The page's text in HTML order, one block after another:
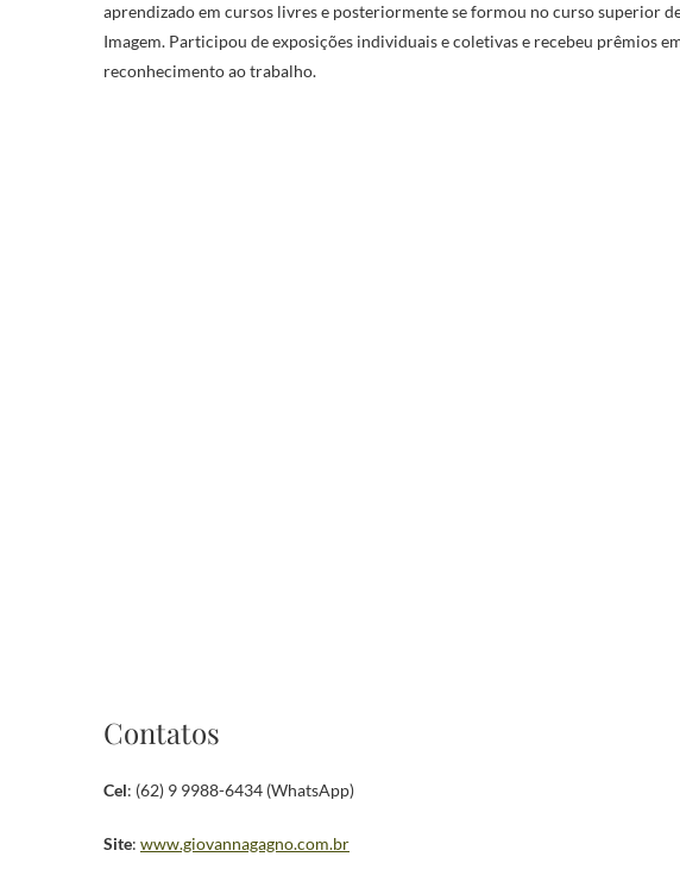
aprendizado em cursos livres e posteriormente se formou no curso superior
Imagem. Participou de exposições individuais e coletivas e recebeu prêmios
reconhecimento ao trabalho.
Contatos
Cel: (62) 9 9988-6434 (WhatsApp)
Site: www.giovannagagno.com.br